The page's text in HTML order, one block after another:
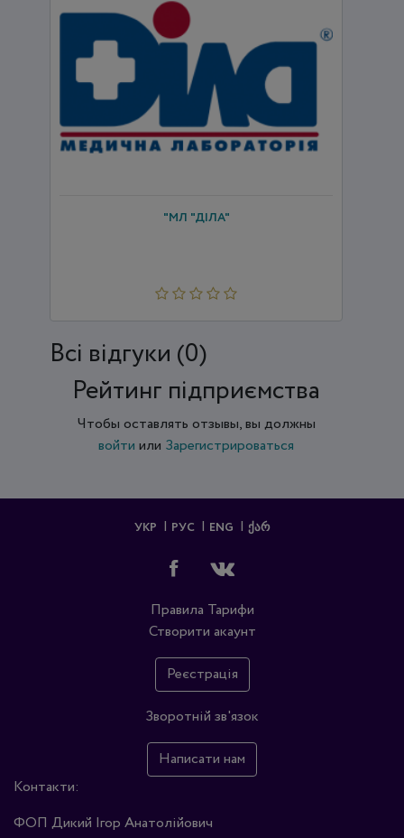
"МЛ "ДІЛА"
Всi відгуки (0)
Рейтинг підприємства
Чтобы оставлять отзывы, вы должны
войти или Зарегистрироваться
УКР РУС ENG ᲥᲐᲠ
Правила Тарифи
Створити акаунт
Реєстрація
Зворотній зв'язок
Написати нам
Контакти:
ФОП Дикий Ігор Анатолійович